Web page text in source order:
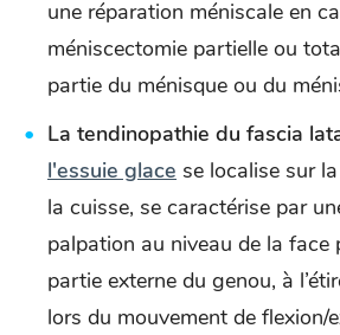
une réparation méniscale en
méniscectomie partielle ou
partie du ménisque ou du
La tendinopathie du fascia
l'essuie glace se localise sur
la cuisse, se caractérise par
palpation au niveau de la face
partie externe du genou, à
lors du mouvement de flexion/